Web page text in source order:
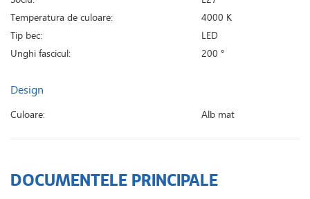
Temperatura de culoare:
4000 K
Tip bec:
LED
Unghi fascicul:
200 °
Design
Culoare: Alb mat
DOCUMENTELE PRINCIPALE